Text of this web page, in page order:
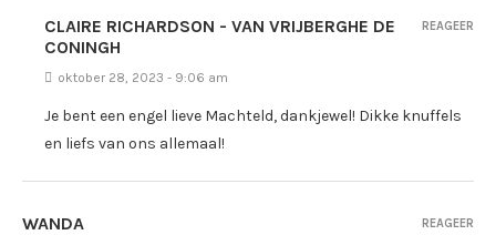
CLAIRE RICHARDSON - VAN VRIJBERGHE DE
CONINGH
oktober 28, 2023 - 9:06 am
Je bent een engel lieve Machteld, dankjewel! Dikke knuffels
en liefs van ons allemaal!
REAGEER
WANDA REAGEER